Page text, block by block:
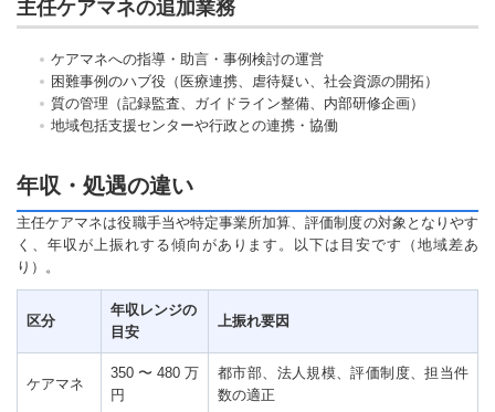
主任ケアマネの追加業務
ケアマネへの指導・助言・事例検討の運営
困難事例のハブ役（医療連携、虐待疑い、社会資源の開拓）
質の管理（記録監査、ガイドライン整備、内部研修企画）
地域包括支援センターや行政との連携・協働
年収・処遇の違い
主任ケアマネは役職手当や特定事業所加算、評価制度の対象となりやす
く、年収が上振れする傾向があります。以下は目安です（地域差あ
り）。
区分
年収レンジの
目安
上振れ要因
ケアマネ
350〜480万
円
都市部、法人規模、評価制度、担当件
数の適正